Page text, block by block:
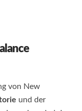
von New
und der